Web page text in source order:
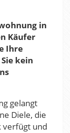
in
Käufer
Ihre
kein
gelangt
Diele, die
verfügt und